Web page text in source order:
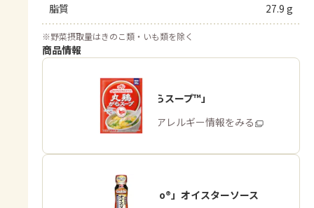
脂質 27.9 g
※野菜摂取量はきのこ類・いも類を除く
商品情報
「丸鶏がらスープ™」
商品・アレルギー情報をみる
「Cook Do®」オイスターソース